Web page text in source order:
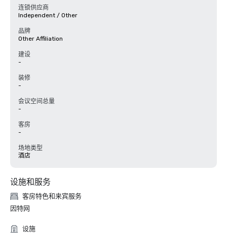
连锁供应商
Independent / Other
品牌
Other Affiliation
建设
-
装修
-
会议空间总量
-
客房
-
场地类型
酒店
设施和服务
客房特色和来宾服务
因特网
设施